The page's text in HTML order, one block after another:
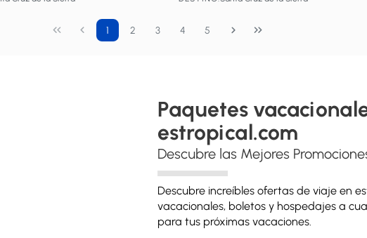
Ver Ver
1 2 3 4 5
Paquetes
estropical.com
Descubre las Mejores
Descubre increíbles ofertas de viaje en
vacacionales, boletos y hospedajes a
para tus próximas vacaciones.